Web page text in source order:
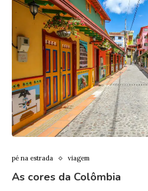
pé na estrada viagem
As cores da Colômbia